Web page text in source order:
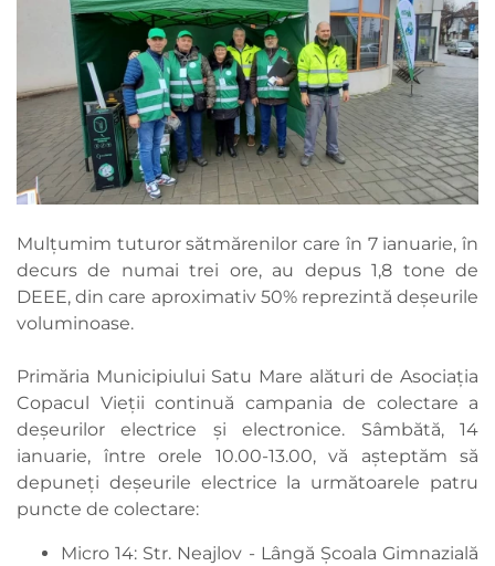
Mulțumim tuturor sătmărenilor care în 7 ianuarie, în
decurs de numai trei ore, au depus 1,8 tone de
DEEE, din care aproximativ 50% reprezintă deșeurile
voluminoase.
Primăria Municipiului Satu Mare alături de Asociația
Copacul Vieții continuă campania de colectare a
deșeurilor electrice și electronice. Sâmbătă, 14
ianuarie, între orele 10.00-13.00, vă așteptăm să
depuneți deșeurile electrice la următoarele patru
puncte de colectare:
Micro 14: Str. Neajlov - Lângă Școala Gimnazială